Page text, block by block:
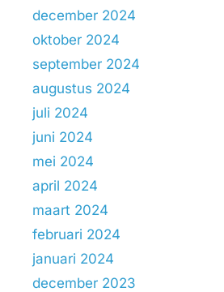
december 2024
oktober 2024
september 2024
augustus 2024
juli 2024
juni 2024
mei 2024
april 2024
maart 2024
februari 2024
januari 2024
december 2023